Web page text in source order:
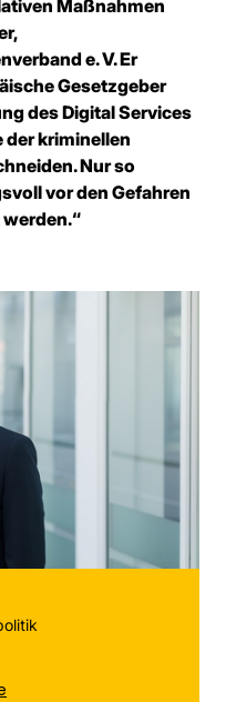
Maßnahmen
e. V. Er
Gesetzgeber
des Digital Services
der kriminellen
Nur so
vor den Gefahren